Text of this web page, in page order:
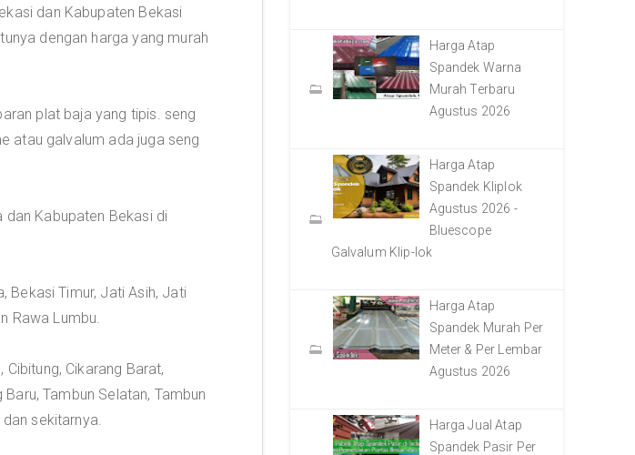
dan Kabupaten Bekasi
dengan harga yang murah
plat baja yang tipis. seng
atau galvalum ada juga seng
dan Kabupaten Bekasi di
Bekasi Timur, Jati Asih, Jati
Rawa Lumbu.
Cibitung, Cikarang Barat,
Tambun Selatan, Tambun
dan sekitarnya.
Harga Atap
Spandek Warna
Murah Terbaru
Agustus 2026
Harga Atap
Spandek Kliplok
Agustus 2026 -
Bluescope
Galvalum Klip-lok
Harga Atap
Spandek Murah Per
Meter & Per Lembar
Agustus 2026
Harga Jual Atap
Spandek Pasir Per